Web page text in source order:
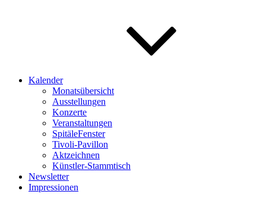
Kalender
Monatsübersicht
Ausstellungen
Konzerte
Veranstaltungen
SpitäleFenster
Tivoli-Pavillon
Aktzeichnen
Künstler-Stammtisch
Newsletter
Impressionen